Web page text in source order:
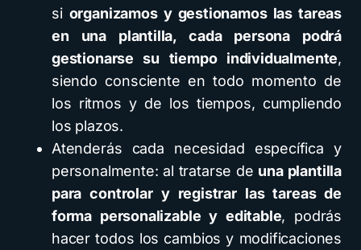
si organizamos y gestionamos las tareas
en una plantilla, cada persona podrá
gestionarse su tiempo individualmente,
siendo consciente en todo momento de
los ritmos y de los tiempos, cumpliendo
los plazos.
Atenderás cada necesidad específica y
personalmente: al tratarse de una plantilla
para controlar y registrar las tareas de
forma personalizable y editable, podrás
hacer todos los cambios y modificaciones